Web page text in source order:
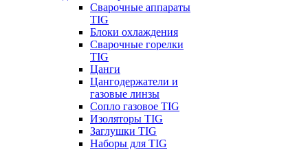
Сварочные аппараты
TIG
Блоки охлаждения
Сварочные горелки
TIG
Цанги
Цангодержатели и
газовые линзы
Сопло газовое TIG
Изоляторы TIG
Заглушки TIG
Наборы для TIG